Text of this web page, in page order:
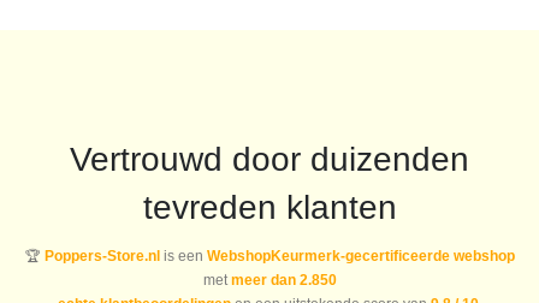
Vertrouwd door duizenden
tevreden klanten
🏆 Poppers-Store.nlis een WebshopKeurmerk-gecertificeerde webshop
met meer dan 2.850